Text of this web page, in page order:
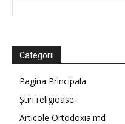
Categorii
Pagina Principala
Știri religioase
Articole Ortodoxia.md